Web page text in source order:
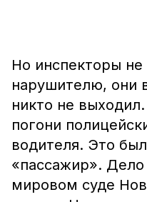
Но инспекторы не
нарушителю, они
никто не
погони
водителя. Это
«пассажир».
мировом суде